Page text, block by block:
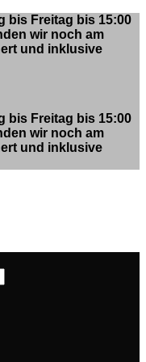
bis Freitag bis 15:00
wir noch am
und inklusive
bis Freitag bis 15:00
wir noch am
und inklusive